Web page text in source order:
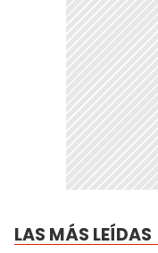
LAS MÁS LEÍDAS